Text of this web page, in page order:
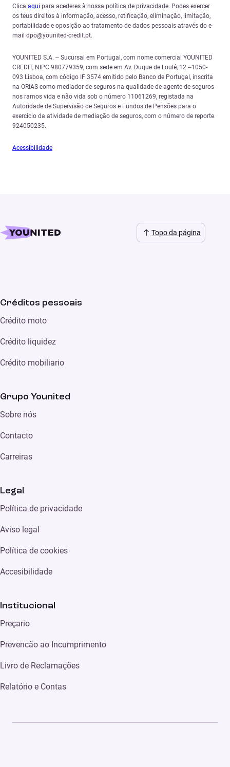
Clica aqui para acederes à nossa política de privacidade. Podes exercer
os teus direitos à informação, acesso, retificação, eliminação, limitação,
portabilidade e oposição ao tratamento de dados pessoais através do e-
mail dpo@younited-credit.pt.
YOUNITED S.A. – Sucursal em Portugal, com nome comercial YOUNITED
CREDIT, NIPC 980779359, com sede em Av. Duque de Loulé, 12 –1050-
093 Lisboa, com código IF 3574 emitido pelo Banco de Portugal, inscrita
na ORIAS como mediador de seguros na qualidade de agente de seguros
nos ramos vida e não vida sob o número 11061269, registada na
Autoridade de Supervisão de Seguros e Fundos de Pensões para o
exercício da atividade de mediação de seguros, com o número de reporte
924050235.
Acessibilidade
Topo da página
Créditos pessoais
Crédito moto
Crédito liquidez
Crédito mobiliario
Grupo Younited
Sobre nós
Contacto
Carreiras
Legal
Política de privacidade
Aviso legal
Política de cookies
Accesibilidade
Institucional
Preçario
Prevencão ao Incumprimento
Livro de Reclamações
Relatório e Contas